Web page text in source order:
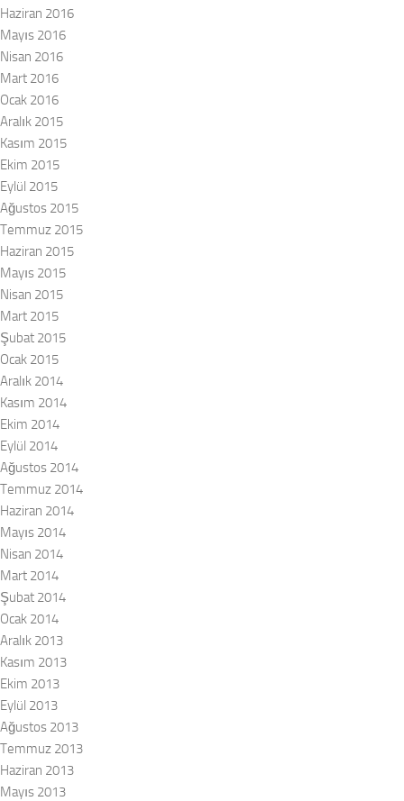
Haziran 2016
Mayıs 2016
Nisan 2016
Mart 2016
Ocak 2016
Aralık 2015
Kasım 2015
Ekim 2015
Eylül 2015
Ağustos 2015
Temmuz 2015
Haziran 2015
Mayıs 2015
Nisan 2015
Mart 2015
Şubat 2015
Ocak 2015
Aralık 2014
Kasım 2014
Ekim 2014
Eylül 2014
Ağustos 2014
Temmuz 2014
Haziran 2014
Mayıs 2014
Nisan 2014
Mart 2014
Şubat 2014
Ocak 2014
Aralık 2013
Kasım 2013
Ekim 2013
Eylül 2013
Ağustos 2013
Temmuz 2013
Haziran 2013
Mayıs 2013